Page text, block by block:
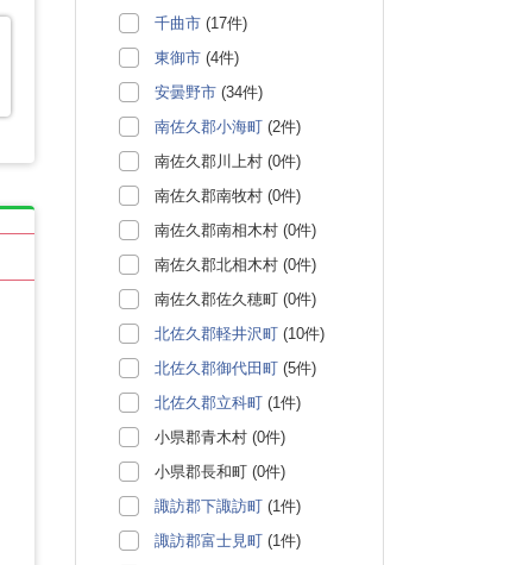
千曲市 (17件)
東御市 (4件)
安曇野市 (34件)
南佐久郡小海町 (2件)
南佐久郡川上村 (0件)
南佐久郡南牧村 (0件)
南佐久郡南相木村 (0件)
南佐久郡北相木村 (0件)
南佐久郡佐久穂町 (0件)
北佐久郡軽井沢町 (10件)
北佐久郡御代田町 (5件)
北佐久郡立科町 (1件)
小県郡青木村 (0件)
小県郡長和町 (0件)
諏訪郡下諏訪町 (1件)
諏訪郡富士見町 (1件)